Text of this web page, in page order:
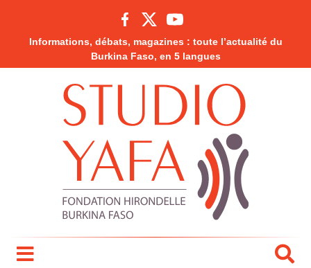
Informations, débats, magazines : toute l’actualité du
Burkina Faso, en 5 langues